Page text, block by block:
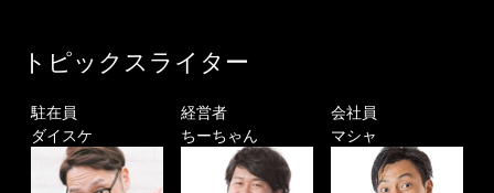
トピックスライター
駐在員
ダイスケ
経営者
ちーちゃん
会社員
マシャ